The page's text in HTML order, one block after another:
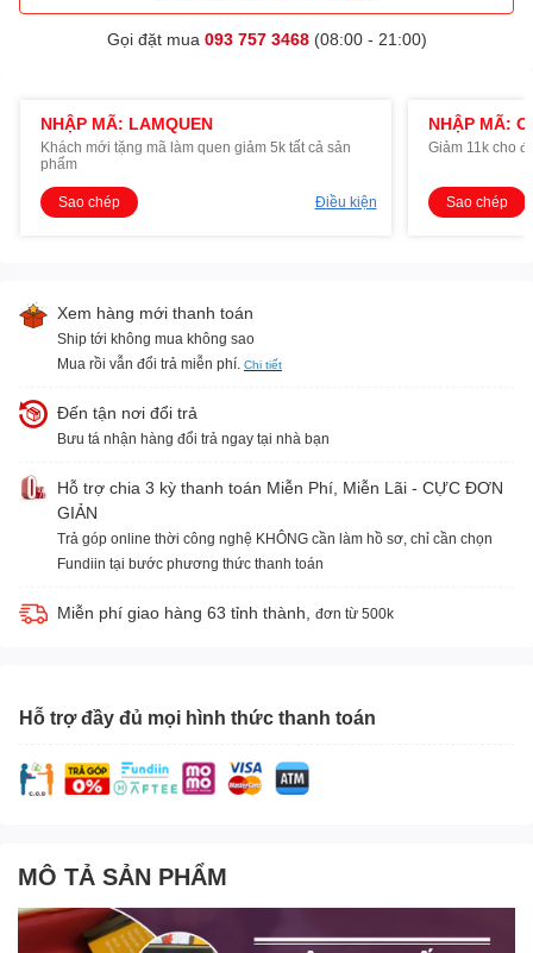
Gọi đặt mua 093 757 3468(08:00 - 21:00)
NHẬP MÃ: LAMQUEN
Khách mới tặng mã làm quen giảm 5k tất cả sản
phẩm
Sao chép Điều kiện
NHẬP MÃ:
Giảm 11k cho
Sao chép
Xem hàng mới thanh toán
Ship tới không mua không sao
Mua rồi vẫn đổi trả miễn phí. Chi tiết
Đến tận nơi đổi trả
Bưu tá nhận hàng đổi trả ngay tại nhà bạn
Hỗ trợ chia 3 kỳ thanh toán Miễn Phí, Miễn Lãi - CỰC ĐƠN
GIẢN
Trả góp online thời công nghệ KHÔNG cần làm hồ sơ, chỉ cần chọn
Fundiin tại bước phương thức thanh toán
Miễn phí giao hàng 63 tỉnh thành, đơn từ 500k
Hỗ trợ đầy đủ mọi hình thức thanh toán
MÔ TẢ SẢN PHẨM